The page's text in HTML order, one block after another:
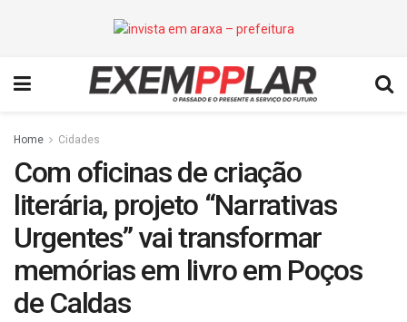
Home Cidades
Com oficinas de criação
literária, projeto “Narrativas
Urgentes” vai transformar
memórias em livro em Poços
de Caldas